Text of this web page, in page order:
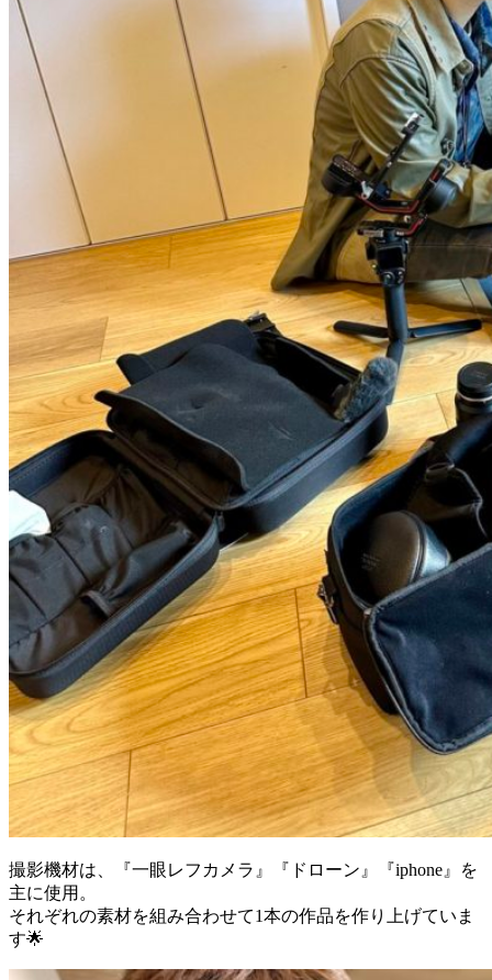
撮影機材は、『一眼レフカメラ』『ドローン』『iphone』を
主に使用。
それぞれの素材を組み合わせて1本の作品を作り上げていま
す🌟